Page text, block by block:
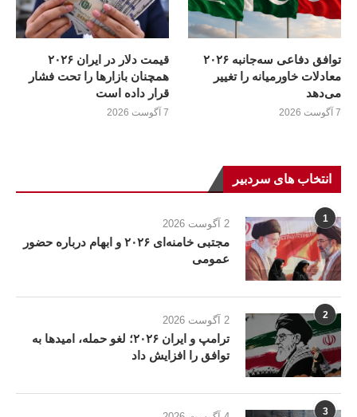
توافق دفاعی سه‌جانبه ۲۰۲۶
معادلات خاورمیانه را تغییر
می‌دهد
7 آگوست 2026
قیمت دلار در ایران ۲۰۲۶
همچنان بازارها را تحت فشار
قرار داده است
7 آگوست 2026
انتخاب های سردبیر
1 2 آگوست 2026
مجتبی خامنه‌ای ۲۰۲۶ و ابهام درباره حضور
عمومی
2 2 آگوست 2026
ترامپ و ایران ۲۰۲۶؛ لغو حمله، امیدها به
توافق را افزایش داد
3